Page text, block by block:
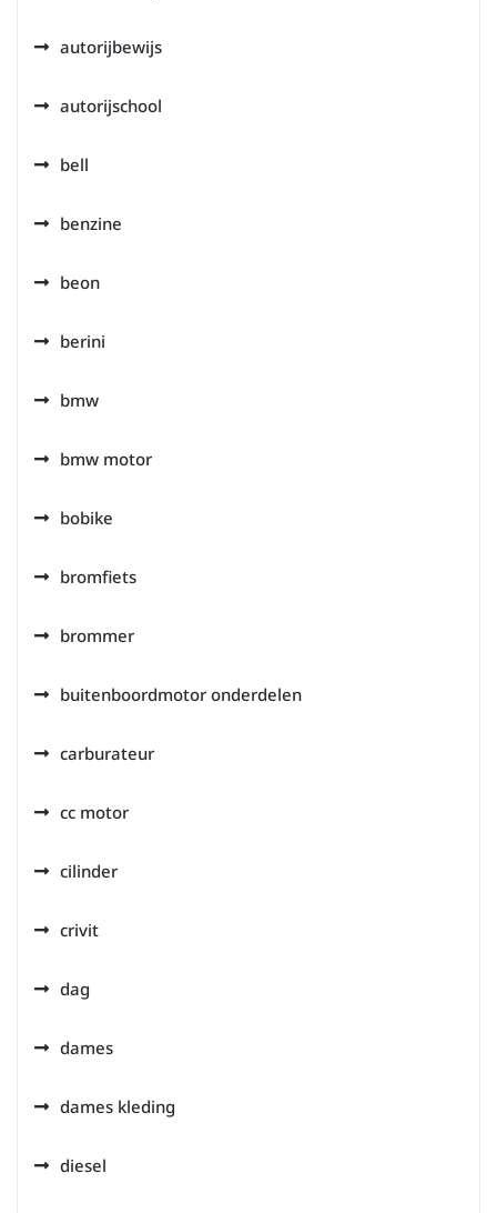
autorijbewijs
autorijschool
bell
benzine
beon
berini
bmw
bmw motor
bobike
bromfiets
brommer
buitenboordmotor onderdelen
carburateur
cc motor
cilinder
crivit
dag
dames
dames kleding
diesel